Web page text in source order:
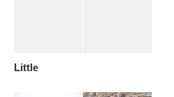
Little